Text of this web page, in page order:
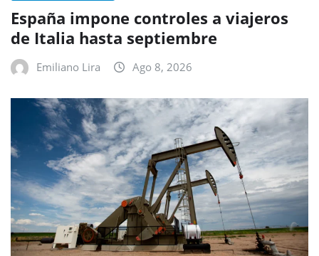
España impone controles a viajeros
de Italia hasta septiembre
Emiliano Lira Ago 8, 2026